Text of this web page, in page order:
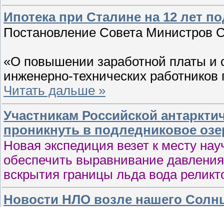
Ипотека при Сталине на 12 лет
Постановление Совета Министров
«О повышении заработной платы и
инженерно-технических
Читать дальше »
Участникам Российской
проникнуть в подледниковое
Новая экспедиция везет к месту
обеспечить выравнивание
вскрытия границы льда вода
Новости НЛО возле нашего